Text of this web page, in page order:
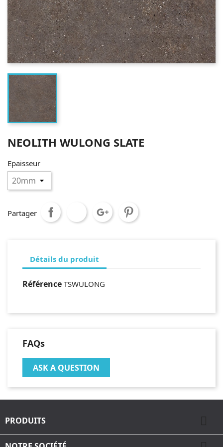
NEOLITH WULONG SLATE
Epaisseur
Partager
Détails du produit
Référence TSWULONG
FAQs
ASK A QUESTION
PRODUITS 